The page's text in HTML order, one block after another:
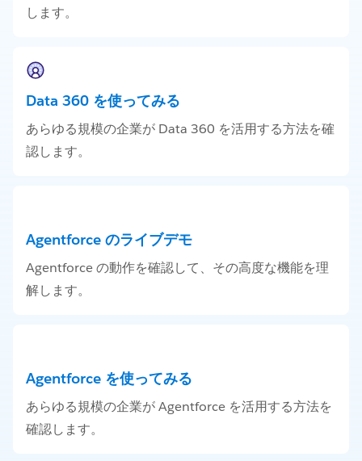
します。
Data 360 を使ってみる
あらゆる規模の企業が Data 360 を活用する方法を確
認します。
Agentforce のライブデモ
Agentforce の動作を確認して、その高度な機能を理
解します。
Agentforce を使ってみる
あらゆる規模の企業が Agentforce を活用する方法を
確認します。